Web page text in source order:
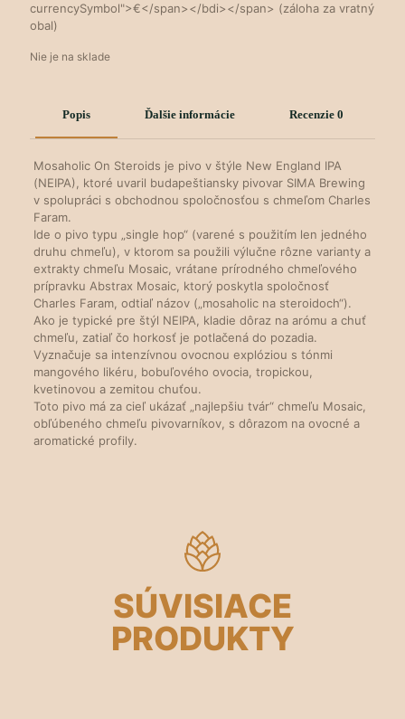
currencySymbol">€</span></bdi></span> (záloha za vratný
obal)
Nie je na sklade
Popis Ďalšie informácie Recenzie 0
Mosaholic On Steroids je pivo v štýle New England IPA
(NEIPA), ktoré uvaril budapeštiansky pivovar SIMA Brewing
v spolupráci s obchodnou spoločnosťou s chmeľom Charles
Faram.
Ide o pivo typu „single hop“ (varené s použitím len jedného
druhu chmeľu), v ktorom sa použili výlučne rôzne varianty a
extrakty chmeľu Mosaic, vrátane prírodného chmeľového
prípravku Abstrax Mosaic, ktorý poskytla spoločnosť
Charles Faram, odtiaľ názov („mosaholic na steroidoch“).
Ako je typické pre štýl NEIPA, kladie dôraz na arómu a chuť
chmeľu, zatiaľ čo horkosť je potlačená do pozadia.
Vyznačuje sa intenzívnou ovocnou explóziou s tónmi
mangového likéru, bobuľového ovocia, tropickou,
kvetinovou a zemitou chuťou.
Toto pivo má za cieľ ukázať „najlepšiu tvár“ chmeľu Mosaic,
obľúbeného chmeľu pivovarníkov, s dôrazom na ovocné a
aromatické profily.
SÚVISIACE
PRODUKTY